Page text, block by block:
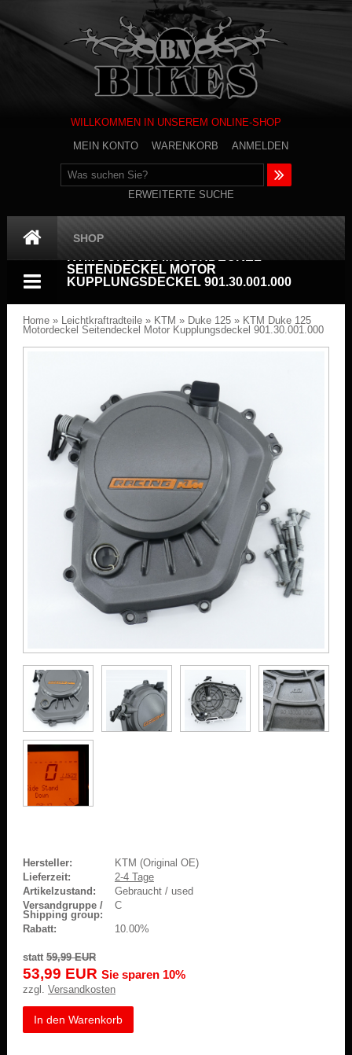
WILLKOMMEN IN UNSEREM ONLINE-SHOP
MEIN KONTO
WARENKORB ANMELDEN
ERWEITERTE SUCHE
SHOP
SEITENDECKEL MOTOR
KUPPLUNGSDECKEL 901.30.001.000
Home » Leichtkraftradteile » KTM » Duke 125 » KTM Duke 125
Motordeckel Seitendeckel Motor Kupplungsdeckel 901.30.001.000
Hersteller:
KTM (Original OE)
Lieferzeit:
2-4 Tage
Artikelzustand:
Gebraucht / used
Versandgruppe /
Shipping group:
C
Rabatt:
10.00%
statt 59,99 EUR
53,99 EUR Sie sparen 10%
zzgl. Versandkosten
In den Warenkorb